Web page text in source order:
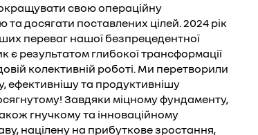
свою операційну
та досягати поставлених цілей. 2024 рік
переваг нашої безпрецедентної
є результатом глибокої трансформації
колективній роботі. Ми перетворили
ефективнішу та продуктивнішу
Завдяки міцному фундаменту,
гнучкому та інноваційному
націлену на прибуткове зростання,